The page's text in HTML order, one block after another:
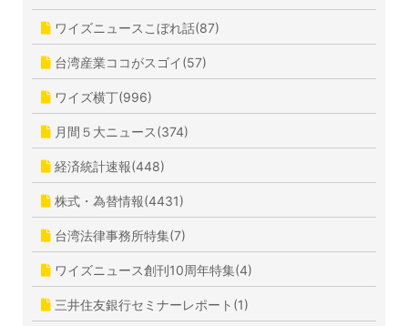
ワイズニュースこぼれ話(87)
台湾産業ココがスゴイ(57)
ワイズ横丁(996)
月間５大ニュース(374)
経済統計速報(448)
株式・為替情報(4431)
台湾法律事務所特集(7)
ワイズニュース創刊10周年特集(4)
三井住友銀行セミナーレポート(1)